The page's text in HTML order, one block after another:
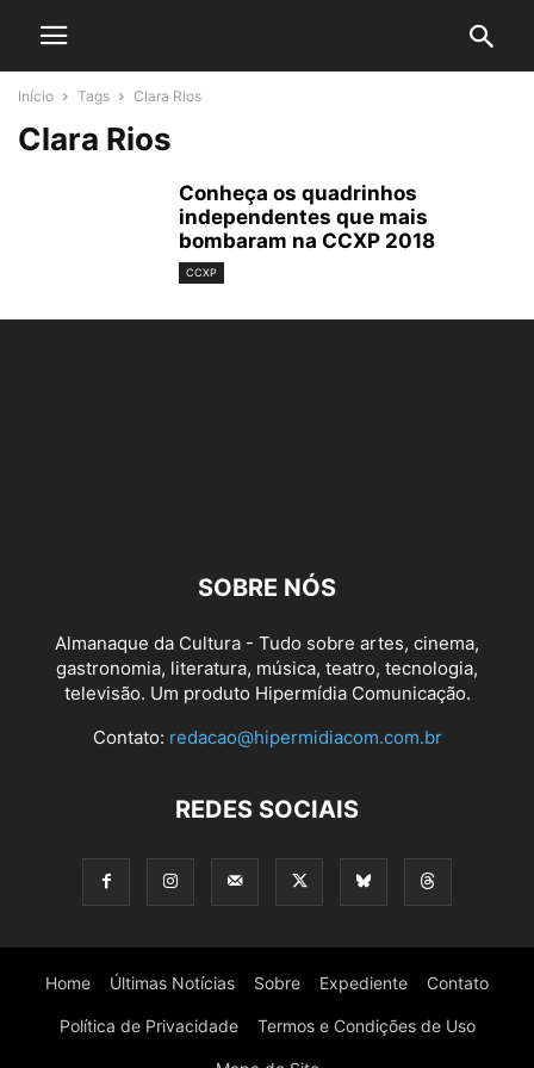
Início Tags Clara Rios
Clara Rios
Conheça os quadrinhos
independentes que mais
bombaram na CCXP 2018
CCXP
SOBRE NÓS
Almanaque da Cultura - Tudo sobre artes, cinema,
gastronomia, literatura, música, teatro, tecnologia,
televisão. Um produto Hipermídia Comunicação.
Contato: redacao@hipermidiacom.com.br
REDES SOCIAIS
Home Últimas Notícias Sobre Expediente Contato
Política de Privacidade Termos e Condições de Uso